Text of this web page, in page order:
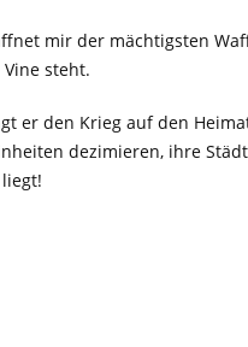
mir der mächtigsten
steht.
er den Krieg auf den
dezimieren, ihre